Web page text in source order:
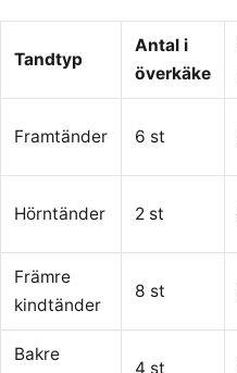
Tandtyp
Antal i
överkäke
Framtänder 6 st
Hörntänder 2 st
Främre
kindtänder
8 st
Bakre
4 st